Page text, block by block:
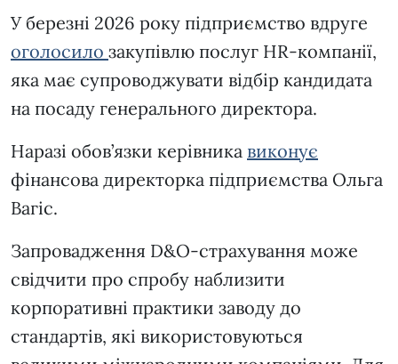
У березні 2026 року підприємство вдруге
оголосило закупівлю послуг HR-компанії,
яка має супроводжувати відбір кандидата
на посаду генерального директора.
Наразі обов’язки керівника виконує
фінансова директорка підприємства Ольга
Вагіс.
Запровадження D&O-страхування може
свідчити про спробу наблизити
корпоративні практики заводу до
стандартів, які використовуються